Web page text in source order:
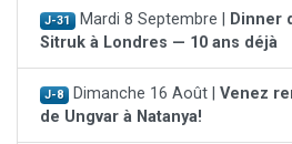
J-31 Mardi 8 Septembre |
Dinner
Sitruk à Londres — 10 ans déjà
J-8 Dimanche 16 Août | Venez
de Ungvar à Natanya!